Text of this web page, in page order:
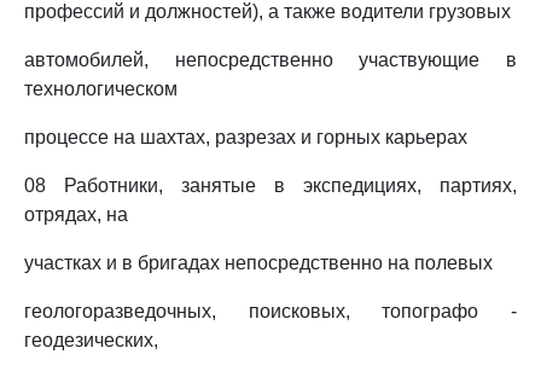
профессий и должностей), а также водители грузовых
автомобилей, непосредственно участвующие в
технологическом
процессе на шахтах, разрезах и горных карьерах
08 Работники, занятые в экспедициях, партиях,
отрядах, на
участках и в бригадах непосредственно на полевых
геологоразведочных, поисковых, топографо -
геодезических,